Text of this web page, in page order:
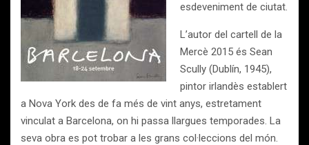
esdeveniment de ciutat.
L’autor del cartell de la
Mercè 2015 és Sean
Scully (Dublín, 1945),
pintor irlandès establert
a Nova York des de fa més de vint anys, estretament
vinculat a Barcelona, on hi passa llargues temporades. La
seva obra es pot trobar a les grans col·leccions del món.